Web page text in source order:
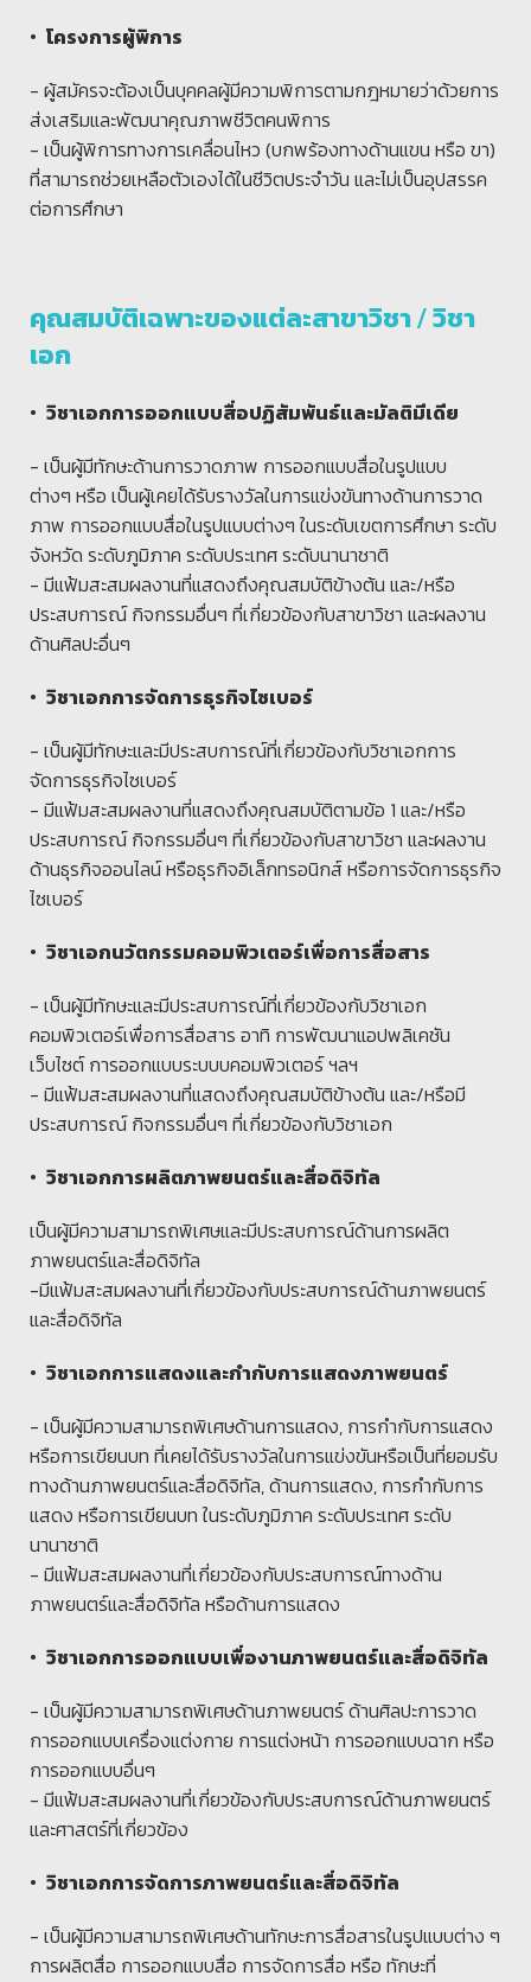
• โครงการผู้พิการ
- ผู้สมัครจะต้องเป็นบุคคลผู้มีความพิการตามกฎหมายว่าด้วยการ
ส่งเสริมและพัฒนาคุณภาพชีวิตคนพิการ
- เป็นผู้พิการทางการเคลื่อนไหว (บกพร้องทางด้านแขน หรือ ขา)
ที่สามารถช่วยเหลือตัวเองได้ในชีวิตประจำวัน และไม่เป็นอุปสรรค
ต่อการศึกษา
คุณสมบัติเฉพาะของแต่ละสาขาวิชา / วิชา
เอก
• วิชาเอกการออกแบบสื่อปฏิสัมพันธ์และมัลติมีเดีย
- เป็นผู้มีทักษะด้านการวาดภาพ การออกแบบสื่อในรูปแบบ
ต่างๆ หรือ เป็นผู้เคยได้รับรางวัลในการแข่งขันทางด้านการวาด
ภาพ การออกแบบสื่อในรูปแบบต่างๆ ในระดับเขตการศึกษา ระดับ
จังหวัด ระดับภูมิภาค ระดับประเทศ ระดับนานาชาติ
- มีแฟ้มสะสมผลงานที่แสดงถึงคุณสมบัติข้างต้น และ/หรือ
ประสบการณ์ กิจกรรมอื่นๆ ที่เกี่ยวข้องกับสาขาวิชา และผลงาน
ด้านศิลปะอื่นๆ
• วิชาเอกการจัดการธุรกิจไซเบอร์
- เป็นผู้มีทักษะและมีประสบการณ์ที่เกี่ยวข้องกับวิชาเอกการ
จัดการธุรกิจไซเบอร์
- มีแฟ้มสะสมผลงานที่แสดงถึงคุณสมบัติตามข้อ 1 และ/หรือ
ประสบการณ์ กิจกรรมอื่นๆ ที่เกี่ยวข้องกับสาขาวิชา และผลงาน
ด้านธุรกิจออนไลน์ หรือธุรกิจอิเล็กทรอนิกส์ หรือการจัดการธุรกิจ
ไซเบอร์
• วิชาเอกนวัตกรรมคอมพิวเตอร์เพื่อการสื่อสาร
- เป็นผู้มีทักษะและมีประสบการณ์ที่เกี่ยวข้องกับวิชาเอก
คอมพิวเตอร์เพื่อการสื่อสาร อาทิ การพัฒนาแอปพลิเคชัน
เว็บไซต์ การออกแบบระบบบคอมพิวเตอร์ ฯลฯ
- มีแฟ้มสะสมผลงานที่แสดงถึงคุณสมบัติข้างต้น และ/หรือมี
ประสบการณ์ กิจกรรมอื่นๆ ที่เกี่ยวข้องกับวิชาเอก
• วิชาเอกการผลิตภาพยนตร์และสื่อดิจิทัล
เป็นผู้มีความสามารถพิเศษและมีประสบการณ์ด้านการผลิต
ภาพยนตร์และสื่อดิจิทัล
-มีแฟ้มสะสมผลงานที่เกี่ยวข้องกับประสบการณ์ด้านภาพยนตร์
และสื่อดิจิทัล
• วิชาเอกการแสดงและกำกับการแสดงภาพยนตร์
- เป็นผู้มีความสามารถพิเศษด้านการแสดง, การกำกับการแสดง
หรือการเขียนบท ที่เคยได้รับรางวัลในการแข่งขันหรือเป็นที่ยอมรับ
ทางด้านภาพยนตร์และสื่อดิจิทัล, ด้านการแสดง, การกำกับการ
แสดง หรือการเขียนบท ในระดับภูมิภาค ระดับประเทศ ระดับ
นานาชาติ
- มีแฟ้มสะสมผลงานที่เกี่ยวข้องกับประสบการณ์ทางด้าน
ภาพยนตร์และสื่อดิจิทัล หรือด้านการแสดง
• วิชาเอกการออกแบบเพื่องานภาพยนตร์และสื่อดิจิทัล
- เป็นผู้มีความสามารถพิเศษด้านภาพยนตร์ ด้านศิลปะการวาด
การออกแบบเครื่องแต่งกาย การแต่งหน้า การออกแบบฉาก หรือ
การออกแบบอื่นๆ
- มีแฟ้มสะสมผลงานที่เกี่ยวข้องกับประสบการณ์ด้านภาพยนตร์
และศาสตร์ที่เกี่ยวข้อง
• วิชาเอกการจัดการภาพยนตร์และสื่อดิจิทัล
- เป็นผู้มีความสามารถพิเศษด้านทักษะการสื่อสารในรูปแบบต่าง ๆ
การผลิตสื่อ การออกแบบสื่อ การจัดการสื่อ หรือ ทักษะที่